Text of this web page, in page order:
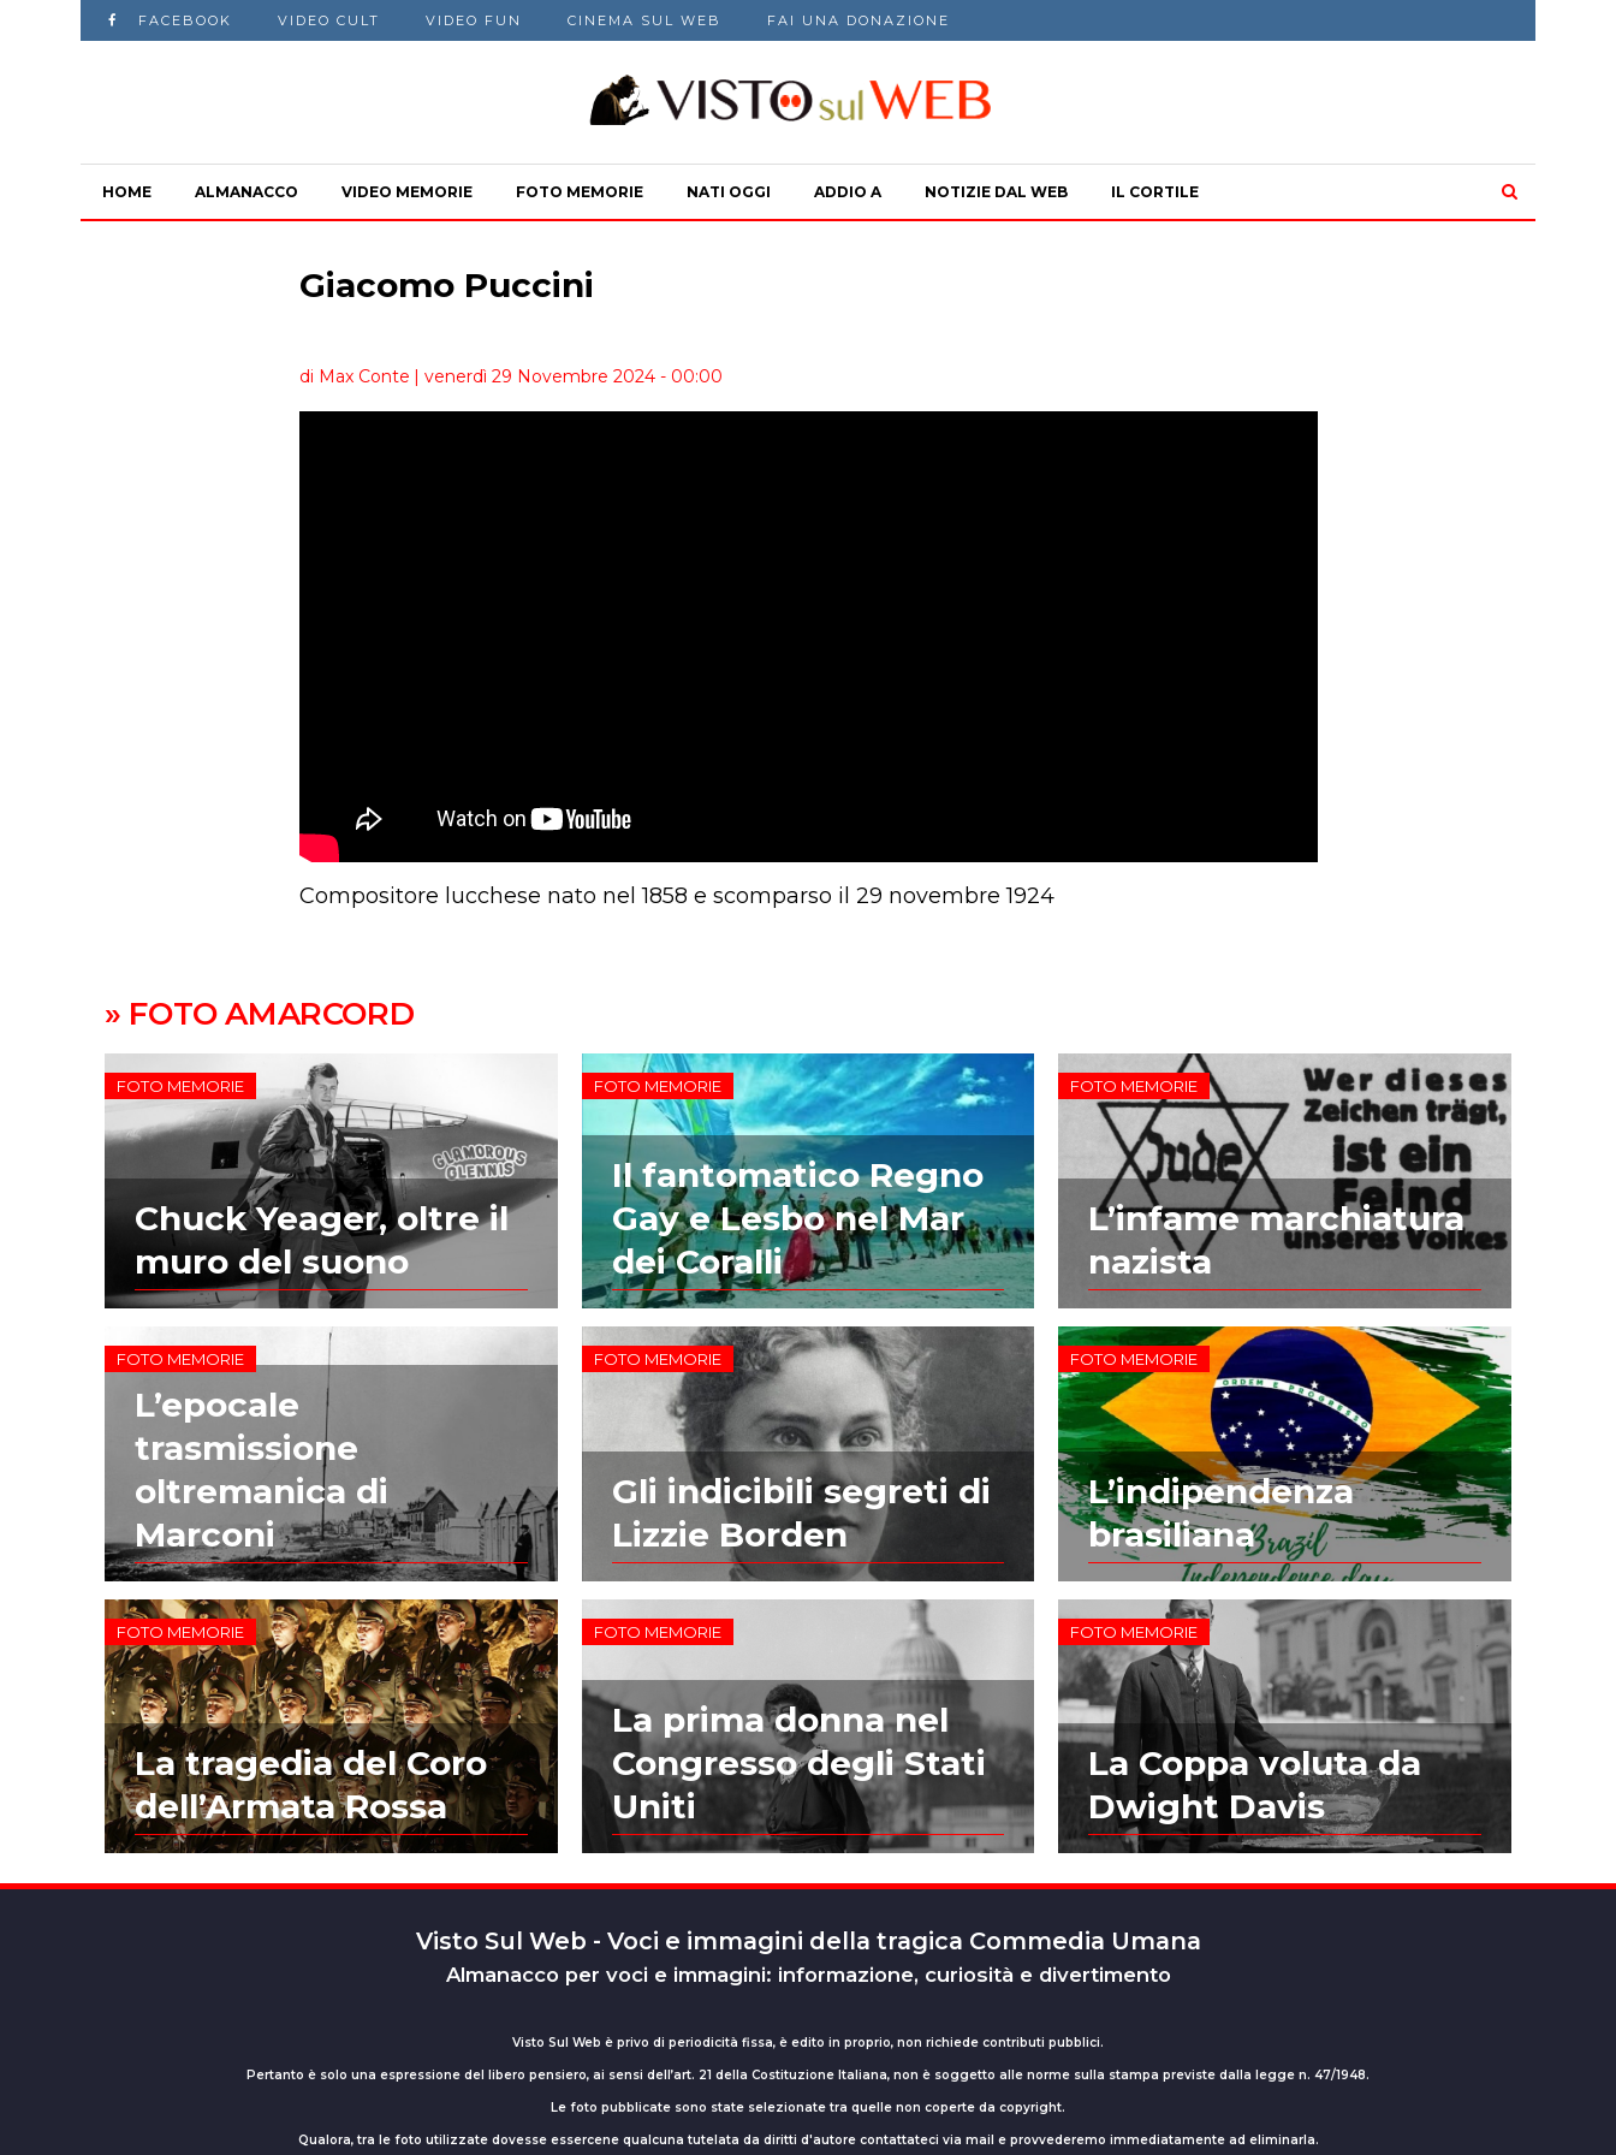
FACEBOOK VIDEO CULT VIDEO FUN CINEMA SUL WEB FAI UNA DONAZIONE
HOME ALMANACCO VIDEO MEMORIE FOTO MEMORIE NATI OGGI ADDIO A NOTIZIE DAL WEB IL CORTILE
Giacomo Puccini
di Max Conte | venerdì 29 Novembre 2024 - 00:00
Compositore lucchese nato nel 1858 e scomparso il 29 novembre 1924
» FOTO AMARCORD
FOTO MEMORIE
Chuck Yeager, oltre il
muro del suono
FOTO MEMORIE
Il fantomatico Regno
Gay e Lesbo nel Mar
dei Coralli
FOTO MEMORIE
L’infame marchiatura
nazista
FOTO MEMORIE
L’epocale
trasmissione
oltremanica di
Marconi
FOTO MEMORIE
Gli indicibili segreti di
Lizzie Borden
FOTO MEMORIE
L’indipendenza
brasiliana
FOTO MEMORIE
La tragedia del Coro
dell’Armata Rossa
FOTO MEMORIE
La prima donna nel
Congresso degli Stati
Uniti
FOTO MEMORIE
La Coppa voluta da
Dwight Davis
Visto Sul Web - Voci e immagini della tragica Commedia Umana
Almanacco per voci e immagini: informazione, curiosità e divertimento
Visto Sul Web è privo di periodicità fissa, è edito in proprio, non richiede contributi pubblici.
Pertanto è solo una espressione del libero pensiero, ai sensi dell’art. 21 della Costituzione Italiana, non è soggetto alle norme sulla stampa previste dalla legge n. 47/1948.
Le foto pubblicate sono state selezionate tra quelle non coperte da copyright.
Qualora, tra le foto utilizzate dovesse essercene qualcuna tutelata da diritti d'autore contattateci via mail e provvederemo immediatamente ad eliminarla.